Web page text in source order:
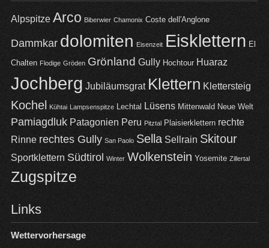
Alpspitze Arco Biberwier Chamonix Coste dell'Anglone
Dammkar dolomiten Eisenzeit Eisklettern El
Chalten Flodige Gröden Grönland Gully Hochtour Huaraz
Jochberg Jubiläumsgrat Klettern Klettersteig
Kochel Kühtai Lampsenspitze Lechtal Lüsens Mittenwald Neue Welt
Pamiagdluk Patagonien Peru Pitztal Plaisierklettern rechte
Rinne rechtes Gully San Paolo Sella Sellrain Skitour
Sportklettern Südtirol Winter Wolkenstein Yosemite Zillertal
Zugspitze
Links
Wettervorhersage